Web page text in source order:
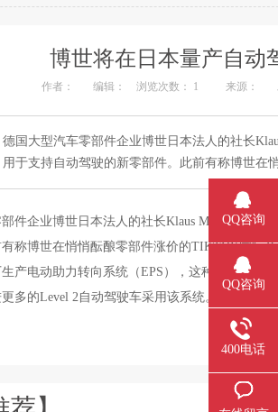
博世将在日本量产自动
作者： 编辑： 浏览次数： 1 来源：
德国大型汽车零部件企业博世日本法人的社长Klaus
用于支持自动驾驶的新零部件。此前有称博世
件企业博世日本法人的社长Klaus Meder表示
有称博世在悄悄酝酿零部件涨价的TIKTOK国际免
产电动助力转向系统（EPS），这种系统在
更多的Level 2自动驾驶车采用该系统。
QQ咨询
QQ咨询
400电话